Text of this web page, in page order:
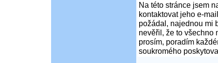
Na této stránce jsem
kontaktovat jeho e-
požádal, najednou mi
nevěřil, že to všechno
prosím, poradím
soukromého